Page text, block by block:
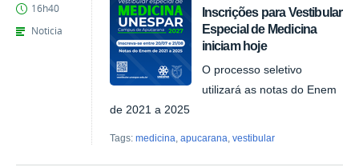
Inscrições para Vestibular
Especial de Medicina
iniciam hoje
O processo seletivo
utilizará as notas do Enem
de 2021 a 2025
Tags:medicina,apucarana,vestibular
Santos
Daum
16h40
Noticia